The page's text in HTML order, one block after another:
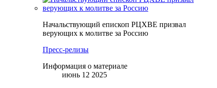
Начальствующий епископ РЦХВЕ призвал
верующих к молитве за Россию
Пресс-релизы
Информация о материале
июнь 12 2025